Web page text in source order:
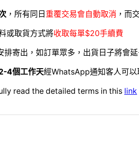
，所有同日 重覆交易會自動取消 ，而
或取貨方式將收取每單$20手續費
排寄出，如訂單眾多，出貨日子將會
4個工作天經WhatsApp通知客人可
read the detailed terms in this link